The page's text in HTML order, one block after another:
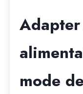
Adapter
mode